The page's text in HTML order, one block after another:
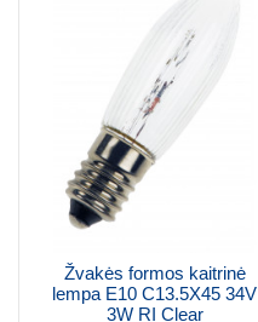
Žvakės formos kaitrinė
lempa E10 C13.5X45 34V
3W RI Clear